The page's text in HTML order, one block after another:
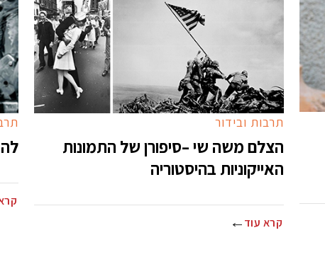
תרבות ובידור
הצלם משה שי –סיפורן של התמונות
האייקוניות בהיסטוריה
קרא עוד